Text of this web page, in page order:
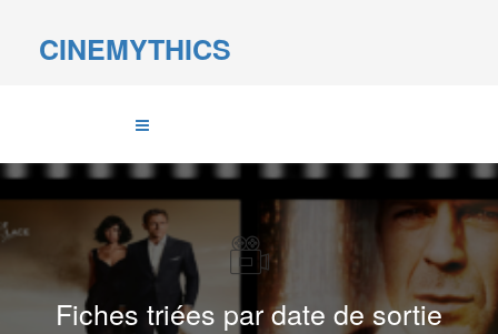
CINEMYTHICS
Fiches triées par date de sortie